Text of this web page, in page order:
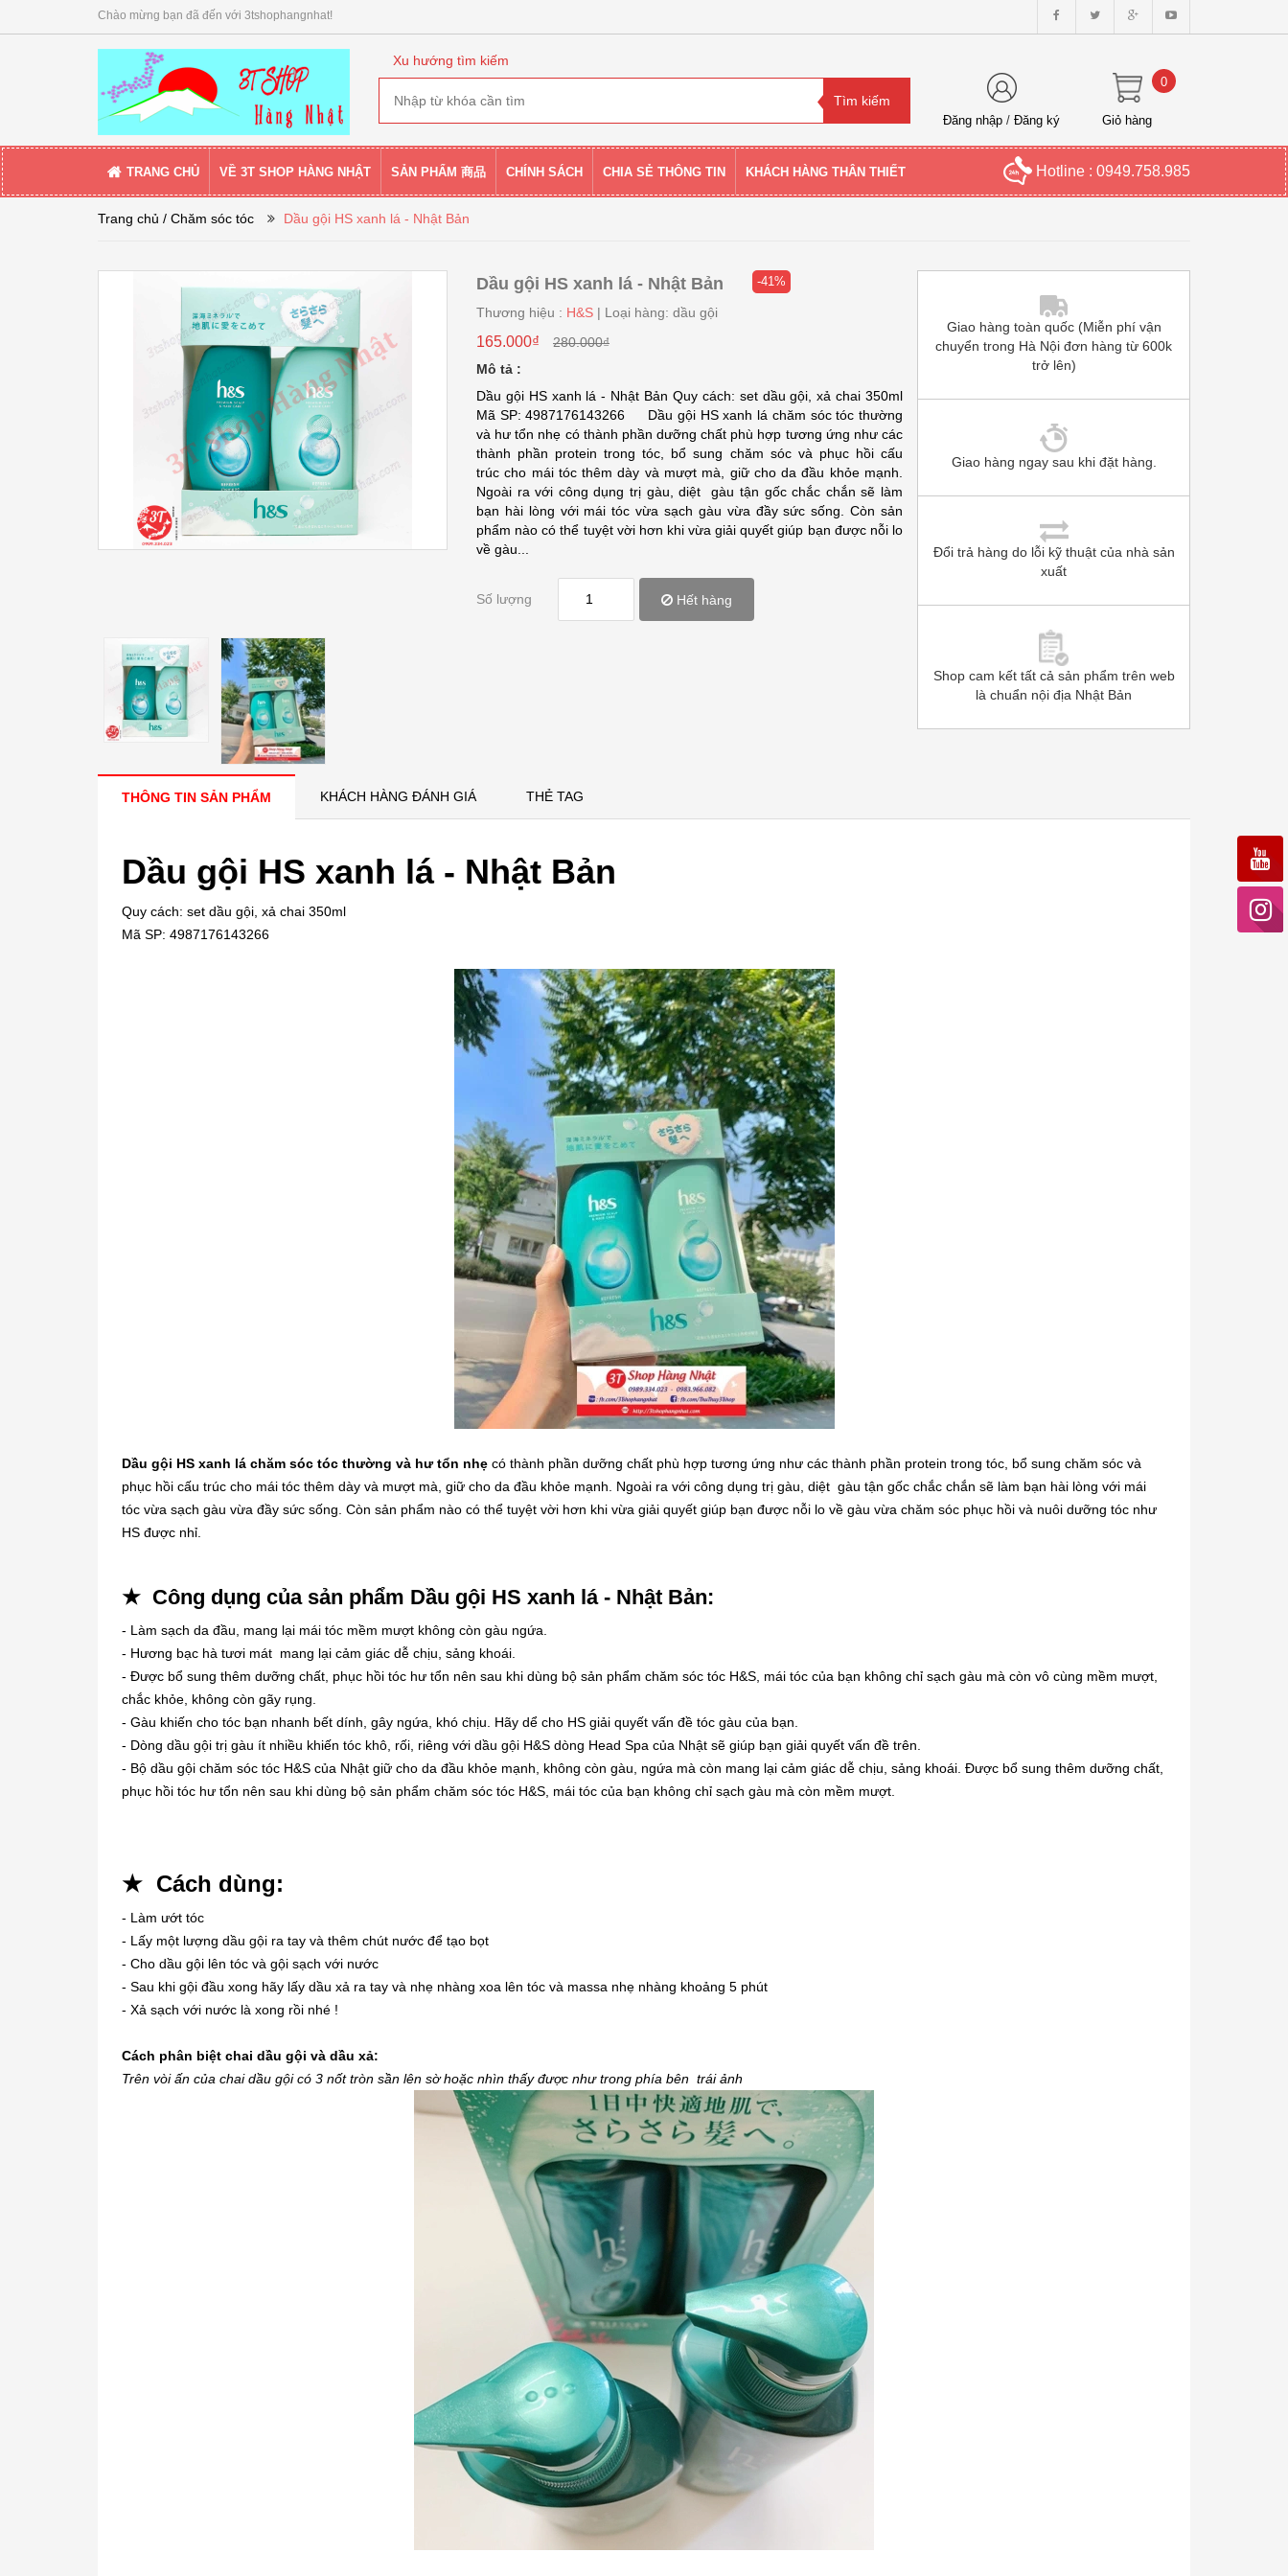
Chào mừng bạn đã đến với 3tshophangnhat!
Xu hướng tìm kiếm
Đăng nhập /Đăng ký Giỏ hàng
0
TRANG CHỦ VỀ 3T SHOP HÀNG NHẬT SẢN PHẨM 商品 CHÍNH SÁCH CHIA SẺ THÔNG TIN KHÁCH HÀNG THÂN THIẾT Hotline : 0949.758.985
Trang chủ / Chăm sóc tóc Dầu gội HS xanh lá - Nhật Bản
Dầu gội HS xanh lá - Nhật Bản -41%
Thương hiệu : H&S | Loại hàng: dầu gội
165.000₫
280.000₫
Mô tả :
Dầu gội HS xanh lá - Nhật Bản Quy cách: set dầu gội, xả chai 350ml
Mã SP: 4987176143266 Dầu gội HS xanh lá chăm sóc tóc thường
và hư tổn nhẹ có thành phần dưỡng chất phù hợp tương ứng như các
thành phần protein trong tóc, bổ sung chăm sóc và phục hồi cấu
trúc cho mái tóc thêm dày và mượt mà, giữ cho da đầu khỏe mạnh.
Ngoài ra với công dụng trị gàu, diệt gàu tận gốc chắc chắn sẽ làm
bạn hài lòng với mái tóc vừa sạch gàu vừa đầy sức sống. Còn sản
phẩm nào có thể tuyệt vời hơn khi vừa giải quyết giúp bạn được nỗi lo
về gàu...
Số lượng Hết hàng
Giao hàng toàn quốc (Miễn phí vận
chuyển trong Hà Nội đơn hàng từ 600k
trở lên)
Giao hàng ngay sau khi đặt hàng.
Đổi trả hàng do lỗi kỹ thuật của nhà sản
xuất
Shop cam kết tất cả sản phẩm trên web
là chuẩn nội địa Nhật Bản
THÔNG TIN SẢN PHẨM KHÁCH HÀNG ĐÁNH GIÁ THẺ TAG
Dầu gội HS xanh lá - Nhật Bản
Quy cách: set dầu gội, xả chai 350ml
Mã SP: 4987176143266
Dầu gội HS xanh lá chăm sóc tóc thường và hư tổn nhẹ có thành phần dưỡng chất phù hợp tương ứng như các thành phần protein trong tóc, bổ sung chăm sóc và
phục hồi cấu trúc cho mái tóc thêm dày và mượt mà, giữ cho da đầu khỏe mạnh. Ngoài ra với công dụng trị gàu, diệt gàu tận gốc chắc chắn sẽ làm bạn hài lòng với mái
tóc vừa sạch gàu vừa đầy sức sống. Còn sản phẩm nào có thể tuyệt vời hơn khi vừa giải quyết giúp bạn được nỗi lo về gàu vừa chăm sóc phục hồi và nuôi dưỡng tóc như
HS được nhỉ.
★ Công dụng của sản phẩm Dầu gội HS xanh lá - Nhật Bản:
- Làm sạch da đầu, mang lại mái tóc mềm mượt không còn gàu ngứa.
- Hương bạc hà tươi mát mang lại cảm giác dễ chịu, sảng khoái.
- Được bổ sung thêm dưỡng chất, phục hồi tóc hư tổn nên sau khi dùng bộ sản phẩm chăm sóc tóc H&S, mái tóc của bạn không chỉ sạch gàu mà còn vô cùng mềm mượt,
chắc khỏe, không còn gãy rụng.
- Gàu khiến cho tóc bạn nhanh bết dính, gây ngứa, khó chịu. Hãy dể cho HS giải quyết vấn đề tóc gàu của bạn.
- Dòng dầu gội trị gàu ít nhiều khiến tóc khô, rối, riêng với dầu gội H&S dòng Head Spa của Nhật sẽ giúp bạn giải quyết vấn đề trên.
- Bộ dầu gội chăm sóc tóc H&S của Nhật giữ cho da đầu khỏe mạnh, không còn gàu, ngứa mà còn mang lại cảm giác dễ chịu, sảng khoái. Được bổ sung thêm dưỡng chất,
phục hồi tóc hư tổn nên sau khi dùng bộ sản phẩm chăm sóc tóc H&S, mái tóc của bạn không chỉ sạch gàu mà còn mềm mượt.
★ Cách dùng:
- Làm ướt tóc
- Lấy một lượng dầu gội ra tay và thêm chút nước để tạo bọt
- Cho dầu gội lên tóc và gội sạch với nước
- Sau khi gội đầu xong hãy lấy dầu xả ra tay và nhẹ nhàng xoa lên tóc và massa nhẹ nhàng khoảng 5 phút
- Xả sạch với nước là xong rồi nhé !
Cách phân biệt chai dầu gội và dầu xả:
Trên vòi ấn của chai dầu gội có 3 nốt tròn sần lên sờ hoặc nhìn thấy được như trong phía bên trái ảnh